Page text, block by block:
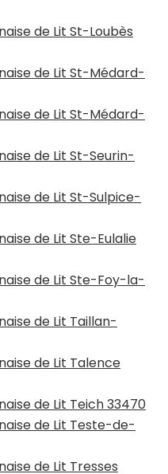
de Lit St-Loubès
de Lit St-Médard-
de Lit St-Médard-
de Lit St-Seurin-
de Lit St-Sulpice-
de Lit Ste-Eulalie
de Lit Ste-Foy-la-
de Lit Taillan-
de Lit Talence
de Lit Teich 33470
de Lit Teste-de-
de Lit Tresses